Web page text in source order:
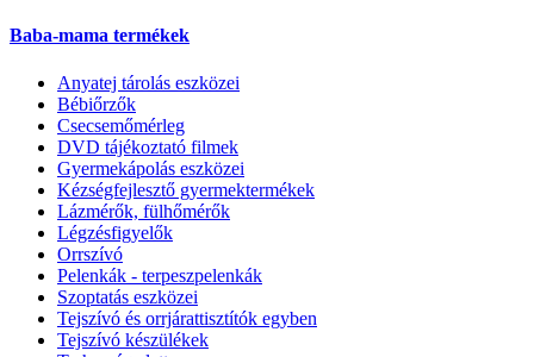
Baba-mama termékek
Anyatej tárolás eszközei
Bébiőrzők
Csecsemőmérleg
DVD tájékoztató filmek
Gyermekápolás eszközei
Kézségfejlesztő gyermektermékek
Lázmérők, fülhőmérők
Légzésfigyelők
Orrszívó
Pelenkák - terpeszpelenkák
Szoptatás eszközei
Tejszívó és orrjárattisztítók egyben
Tejszívó készülékek